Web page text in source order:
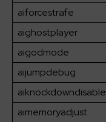
aiforcestrafe
aighostplayer
aigodmode
aijumpdebug
aiknockdowndisable
aimemoryadjust